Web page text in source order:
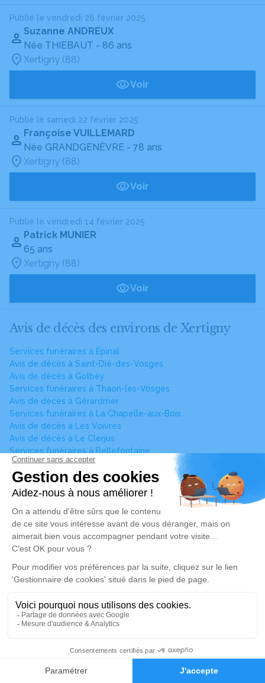
Publié le vendredi 28 février 2025
Suzanne ANDREUX
Née THIEBAUT - 86 ans
Xertigny (88)
Voir
Publié le samedi 22 février 2025
Françoise VUILLEMARD
Née GRANDGENÈVRE - 78 ans
Xertigny (88)
Voir
Publié le vendredi 14 février 2025
Patrick MUNIER
65 ans
Xertigny (88)
Voir
Avis de décès des environs de Xertigny
Services funéraires à Épinal
Avis de décès à Saint-Dié-des-Vosges
Avis de décès à Golbey
Services funéraires à Thaon-les-Vosges
Avis de décès à Gérardmer
Services funéraires à La Chapelle-aux-Bois
Avis de décès à Les Voivres
Avis de décès à Le Clerjus
Services funéraires à Bellefontaine
Services funéraires à Uriménil
Voir plus
Pompes Funèbres
Toutes les agences de pompes funèbres à Xertigny
Vous ne trouvez pas l’avis de décès recherché ?
Pour affiner votre recherche, utilisez la barre de recherche
en renseignant le nom de la personne concernée ou la
Pour toute question relative au fonctionnement du site,
vous pouvez également nous contacter au
Alerte décès 88
Nos services